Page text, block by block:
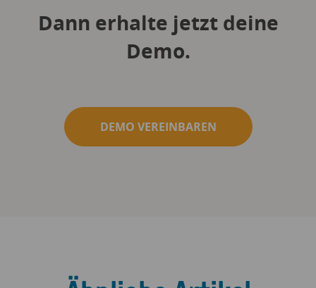
Dann erhalte jetzt deine
Demo.
DEMO VEREINBAREN